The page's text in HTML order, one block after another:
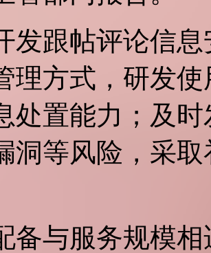
发跟帖评论信
理方式，研发
处置能力；及
洞等风险，采
备与服务规模